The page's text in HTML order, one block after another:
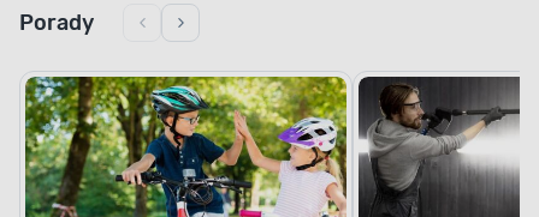
Porady